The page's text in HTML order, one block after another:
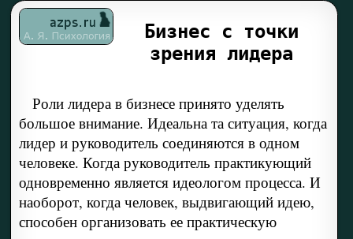
Бизнес с точки
зрения лидера
Роли лидера в бизнесе принято уделять
большое внимание. Идеальна та ситуация, когда
лидер и руководитель соединяются в одном
человеке. Когда руководитель практикующий
одновременно является идеологом процесса. И
наоборот, когда человек, выдвигающий идею,
способен организовать ее практическую